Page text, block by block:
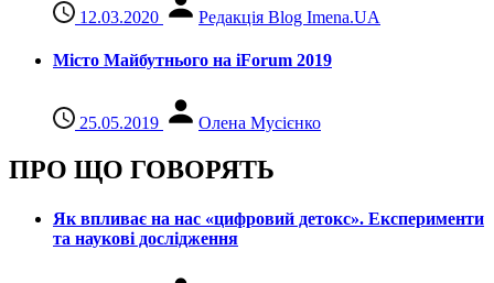
12.03.2020 Редакція Blog Imena.UA
Місто Майбутнього на iForum 2019
25.05.2019 Олена Мусієнко
ПРО ЩО ГОВОРЯТЬ
Як впливає на нас «цифровий детокс». Експерименти
та наукові дослідження